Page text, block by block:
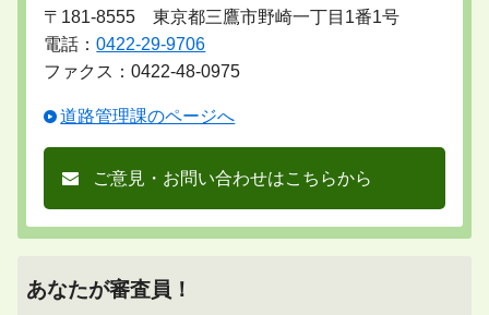
〒181-8555 東京都三鷹市野崎一丁目1番1号
電話：0422-29-9706
ファクス：0422-48-0975
道路管理課のページへ
ご意見・お問い合わせはこちらから
あなたが審査員！